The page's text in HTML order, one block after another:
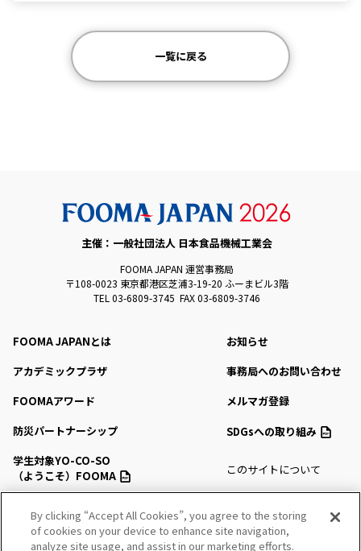
一覧に戻る
主催：一般社団法人 日本食品機械工業会
FOOMA JAPAN 運営事務局
〒108-0023 東京都港区芝浦3-19-20 ふーまビル3階
TEL 03-6809-3745 FAX 03-6809-3746
FOOMA JAPANとは
アカデミックプラザ
FOOMAアワード
防災パートナーシップ
学生対象YO-CO-SO
（ようこそ）FOOMA
会場マップ・サービス
お知らせ
事務局へのお問い合わせ
メルマガ登録
SDGsへの取り組み
このサイトについて
サイトマップ
By clicking “Accept All Cookies”, you agree to the storing
of cookies on your device to enhance site navigation,
analyze site usage, and assist in our marketing efforts.